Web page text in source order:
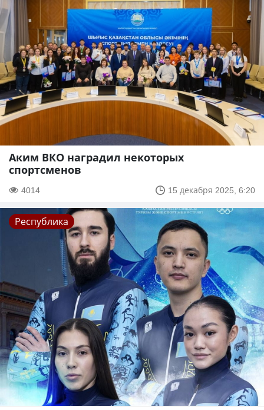
Аким ВКО наградил некоторых
спортсменов
4014 15 декабря 2025, 6:20
Республика